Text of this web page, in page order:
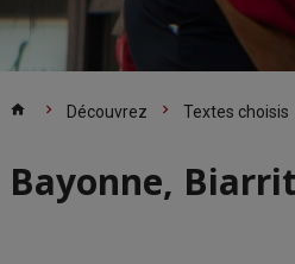
home Accueil
chevron_right Découvrez chevron_right Textes choisis
Bayonne,